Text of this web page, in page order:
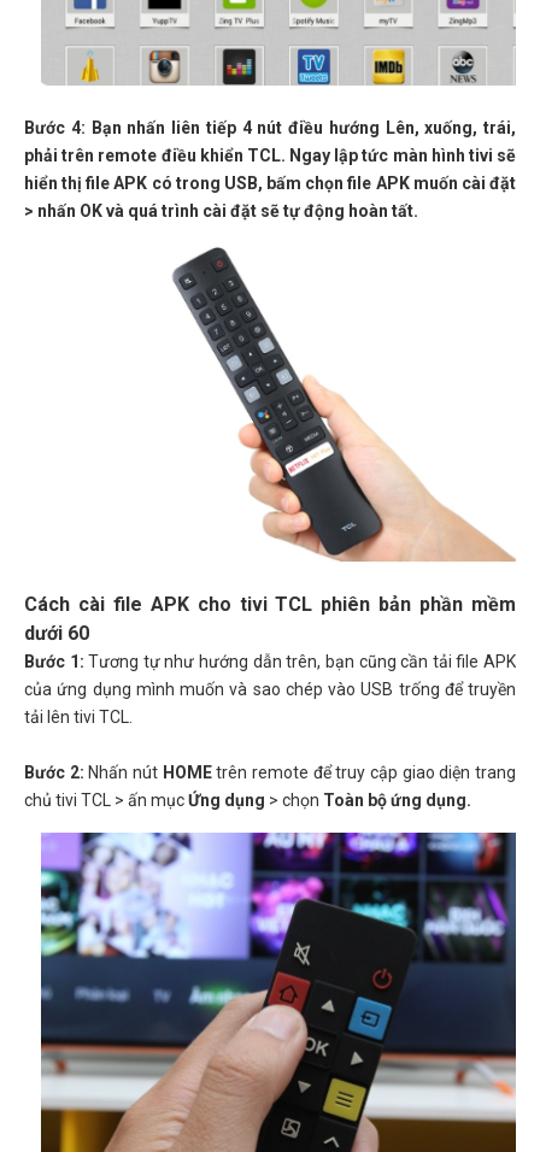
Bước 4: Bạn nhấn liên tiếp 4 nút điều hướng Lên, xuống, trái,
phải trên remote điều khiển TCL. Ngay lập tức màn hình tivi sẽ
hiển thị file APK có trong USB, bấm chọn file APK muốn cài đặt
> nhấn OK và quá trình cài đặt sẽ tự động hoàn tất.
Cách cài file APK cho tivi TCL phiên bản phần mềm
dưới 60
Bước 1: Tương tự như hướng dẫn trên, bạn cũng cần tải file APK
của ứng dụng mình muốn và sao chép vào USB trống để truyền
tải lên tivi TCL.
Bước 2: Nhấn nút HOMEtrên remote để truy cập giao diện trang
chủ tivi TCL > ấn mụcỨng dụng > chọn Toàn bộ ứng dụng.